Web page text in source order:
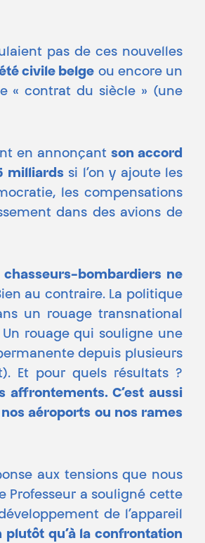
pas de ces nouvelles
civile belge ou encore un
« contrat du siècle » (une
en annonçant son accord
milliards si l’on y ajoute les
les compensations
dans des avions de
chasseurs-bombardiers ne
au contraire. La politique
un rouage transnational
rouage qui souligne une
depuis plusieurs
Et pour quels résultats ?
affrontements. C’est aussi
aéroports ou nos rames
aux tensions que nous
Professeur a souligné cette
de l’appareil
qu’à la confrontation